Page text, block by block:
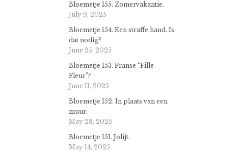
Bloemetje 155. Zomervakantie.
July 9, 2025
Bloemetje 154. Een straffe hand. Is
dat nodig?
June 25, 2025
Bloemetje 153. Franse “Fille
Fleur”?
June 11, 2025
Bloemetje 152. In plaats van een
muur.
May 28, 2025
Bloemetje 151. Jolijt.
May 14, 2025